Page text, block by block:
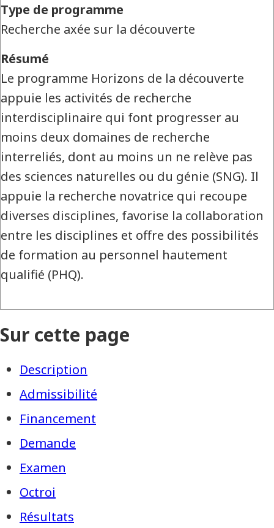
Type de programme
Recherche axée sur la découverte
Résumé
Le programme Horizons de la découverte
appuie les activités de recherche
interdisciplinaire qui font progresser au
moins deux domaines de recherche
interreliés, dont au moins un ne relève pas
des sciences naturelles ou du génie (SNG). Il
appuie la recherche novatrice qui recoupe
diverses disciplines, favorise la collaboration
entre les disciplines et offre des possibilités
de formation au personnel hautement
qualifié (PHQ).
Sur cette page
Description
Admissibilité
Financement
Demande
Examen
Octroi
Résultats